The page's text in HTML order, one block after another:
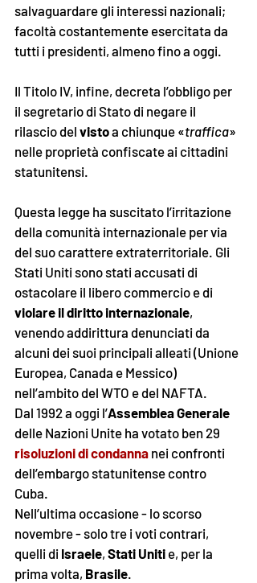
salvaguardare gli interessi nazionali;
facoltà costantemente esercitata da
tutti i presidenti, almeno fino a oggi.
Il Titolo IV, infine, decreta l’obbligo per
il segretario di Stato di negare il
rilascio del visto a chiunque «traffica»
nelle proprietà confiscate ai cittadini
statunitensi.
Questa legge ha suscitato l’irritazione
della comunità internazionale per via
del suo carattere extraterritoriale. Gli
Stati Uniti sono stati accusati di
ostacolare il libero commercio e di
violare il diritto internazionale,
venendo addirittura denunciati da
alcuni dei suoi principali alleati (Unione
Europea, Canada e Messico)
nell’ambito del WTO e del NAFTA.
Dal 1992 a oggi l’Assemblea Generale
delle Nazioni Unite ha votato ben 29
risoluzioni di condanna nei confronti
dell’embargo statunitense contro
Cuba.
Nell’ultima occasione - lo scorso
novembre - solo tre i voti contrari,
quelli di Israele, Stati Uniti e, per la
prima volta, Brasile.